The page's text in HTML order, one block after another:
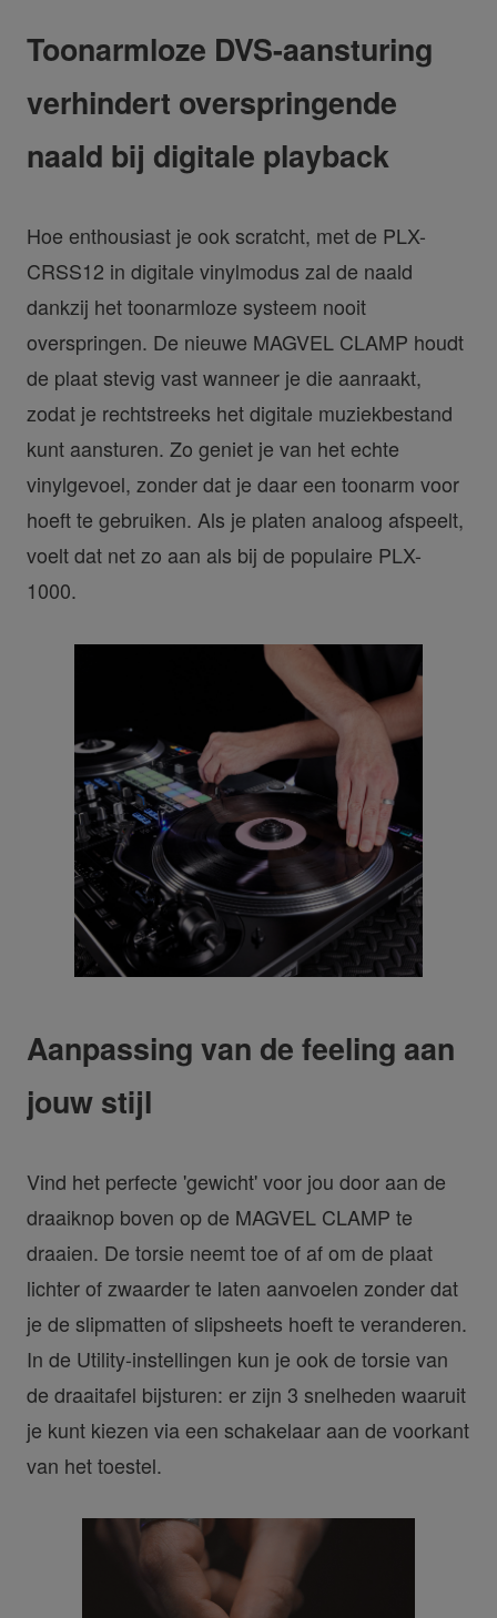
Toonarmloze DVS-aansturing
verhindert overspringende
naald bij digitale playback
Hoe enthousiast je ook scratcht, met de PLX-
CRSS12 in digitale vinylmodus zal de naald
dankzij het toonarmloze systeem nooit
overspringen. De nieuwe MAGVEL CLAMP houdt
de plaat stevig vast wanneer je die aanraakt,
zodat je rechtstreeks het digitale muziekbestand
kunt aansturen. Zo geniet je van het echte
vinylgevoel, zonder dat je daar een toonarm voor
hoeft te gebruiken. Als je platen analoog afspeelt,
voelt dat net zo aan als bij de populaire PLX-
1000.
Aanpassing van de feeling aan
jouw stijl
Vind het perfecte 'gewicht' voor jou door aan de
draaiknop boven op de MAGVEL CLAMP te
draaien. De torsie neemt toe of af om de plaat
lichter of zwaarder te laten aanvoelen zonder dat
je de slipmatten of slipsheets hoeft te veranderen.
In de Utility-instellingen kun je ook de torsie van
de draaitafel bijsturen: er zijn 3 snelheden waaruit
je kunt kiezen via een schakelaar aan de voorkant
van het toestel.